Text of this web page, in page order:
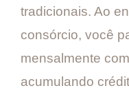
tradicionais. Ao
consórcio, você
mensalmente
acumulando